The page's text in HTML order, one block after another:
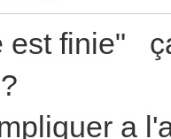
est finie"
a